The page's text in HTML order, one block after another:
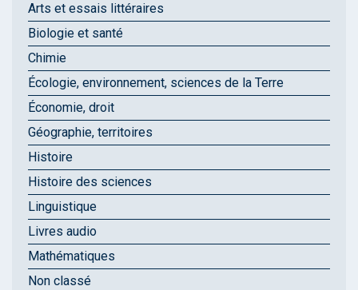
Arts et essais littéraires
Biologie et santé
Chimie
Écologie, environnement, sciences de la Terre
Économie, droit
Géographie, territoires
Histoire
Histoire des sciences
Linguistique
Livres audio
Mathématiques
Non classé